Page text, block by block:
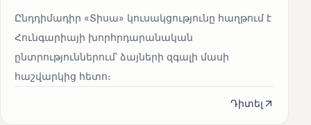
Ընդդիմադիր «Տիսա» կուսակցությունը հաղթում է
Հունգարիայի խորհրդարանական
ընտրություններում՝ ձայների զգալի մասի
հաշվարկից հետո։
Դիտել